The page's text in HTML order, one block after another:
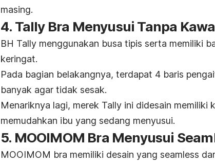
masing.
4. Tally Bra Menyusui Tanpa
BH Tally menggunakan busa tipis serta memiliki
keringat.
Pada bagian belakangnya, terdapat 4 baris
banyak agar tidak sesak.
Menariknya lagi, merek Tally ini didesain memiliki
memudahkan ibu yang sedang menyusui.
5. MOOIMOM Bra Menyusui
MOOIMOM bra memiliki desain yang seamless